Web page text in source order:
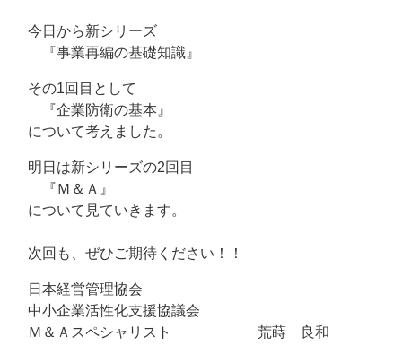
今日から新シリーズ
『事業再編の基礎知識』
その1回目として
『企業防衛の基本』
について考えました。
明日は新シリーズの2回目
『Ｍ＆Ａ』
について見ていきます。
次回も、ぜひご期待ください！！
日本経営管理協会
中小企業活性化支援協議会
Ｍ＆Ａスペシャリスト 荒蒔 良和